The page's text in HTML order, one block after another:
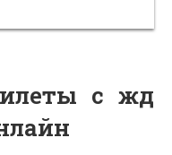
с жд